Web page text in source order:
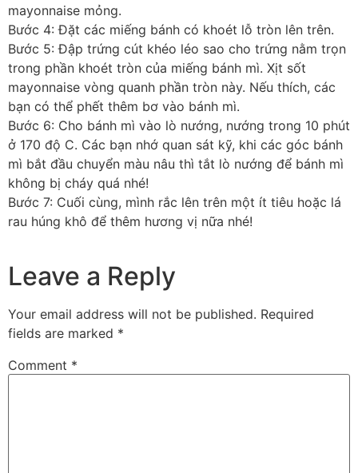
mayonnaise mỏng.
Bước 4: Đặt các miếng bánh có khoét lỗ tròn lên trên.
Bước 5: Đập trứng cút khéo léo sao cho trứng nằm trọn
trong phần khoét tròn của miếng bánh mì. Xịt sốt
mayonnaise vòng quanh phần tròn này. Nếu thích, các
bạn có thể phết thêm bơ vào bánh mì.
Bước 6: Cho bánh mì vào lò nướng, nướng trong 10 phút
ở 170 độ C. Các bạn nhớ quan sát kỹ, khi các góc bánh
mì bắt đầu chuyển màu nâu thì tắt lò nướng để bánh mì
không bị cháy quá nhé!
Bước 7: Cuối cùng, mình rắc lên trên một ít tiêu hoặc lá
rau húng khô để thêm hương vị nữa nhé!
Leave a Reply
Your email address will not be published. Required
fields are marked *
Comment *